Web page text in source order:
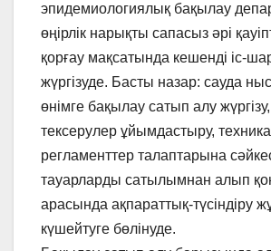
эпидемиологиялық бақылау
өңірлік нарықты сапасыз әрі
қорғау мақсатында кешенді іс-
жүргізуде. Басты назар: сауда
өнімге бақылау сатып алу
тексерулер ұйымдастыру,
регламенттер талаптарына
тауарларды сатылымнан алып
арасында ақпараттық-түсіндіру
күшейтуге бөлінуде.